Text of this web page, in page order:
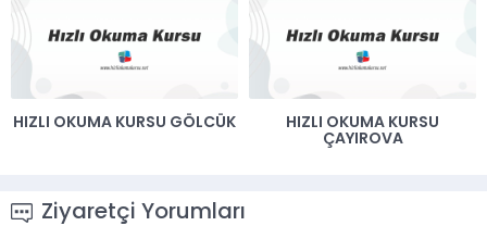
HIZLI OKUMA KURSU GÖLCÜK
HIZLI OKUMA KURSU
ÇAYIROVA
Ziyaretçi Yorumları